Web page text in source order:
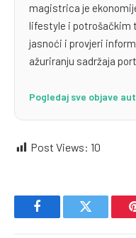
magistrica je
lifestyle i potrošačkim
jasnoći i provjeri
ažuriranju sadržaja
Pogledaj sve objave
Post Views: 10
FacebookTwitter